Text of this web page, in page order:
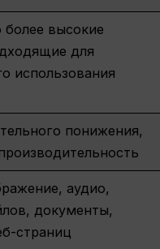
более высокие
для
использования
понижения,
аудио,
документы,
страниц